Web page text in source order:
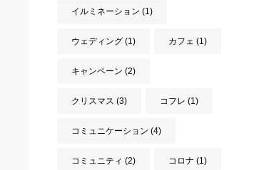
イルミネーション (1)
ウェディング (1) カフェ (1)
キャンペーン (2)
クリスマス (3) コフレ (1)
コミュニケーション (4)
コミュニティ (2) コロナ (1)